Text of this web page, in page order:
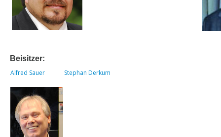
Impressum
Beisitzer:
Alfred Sauer
Stephan Derkum